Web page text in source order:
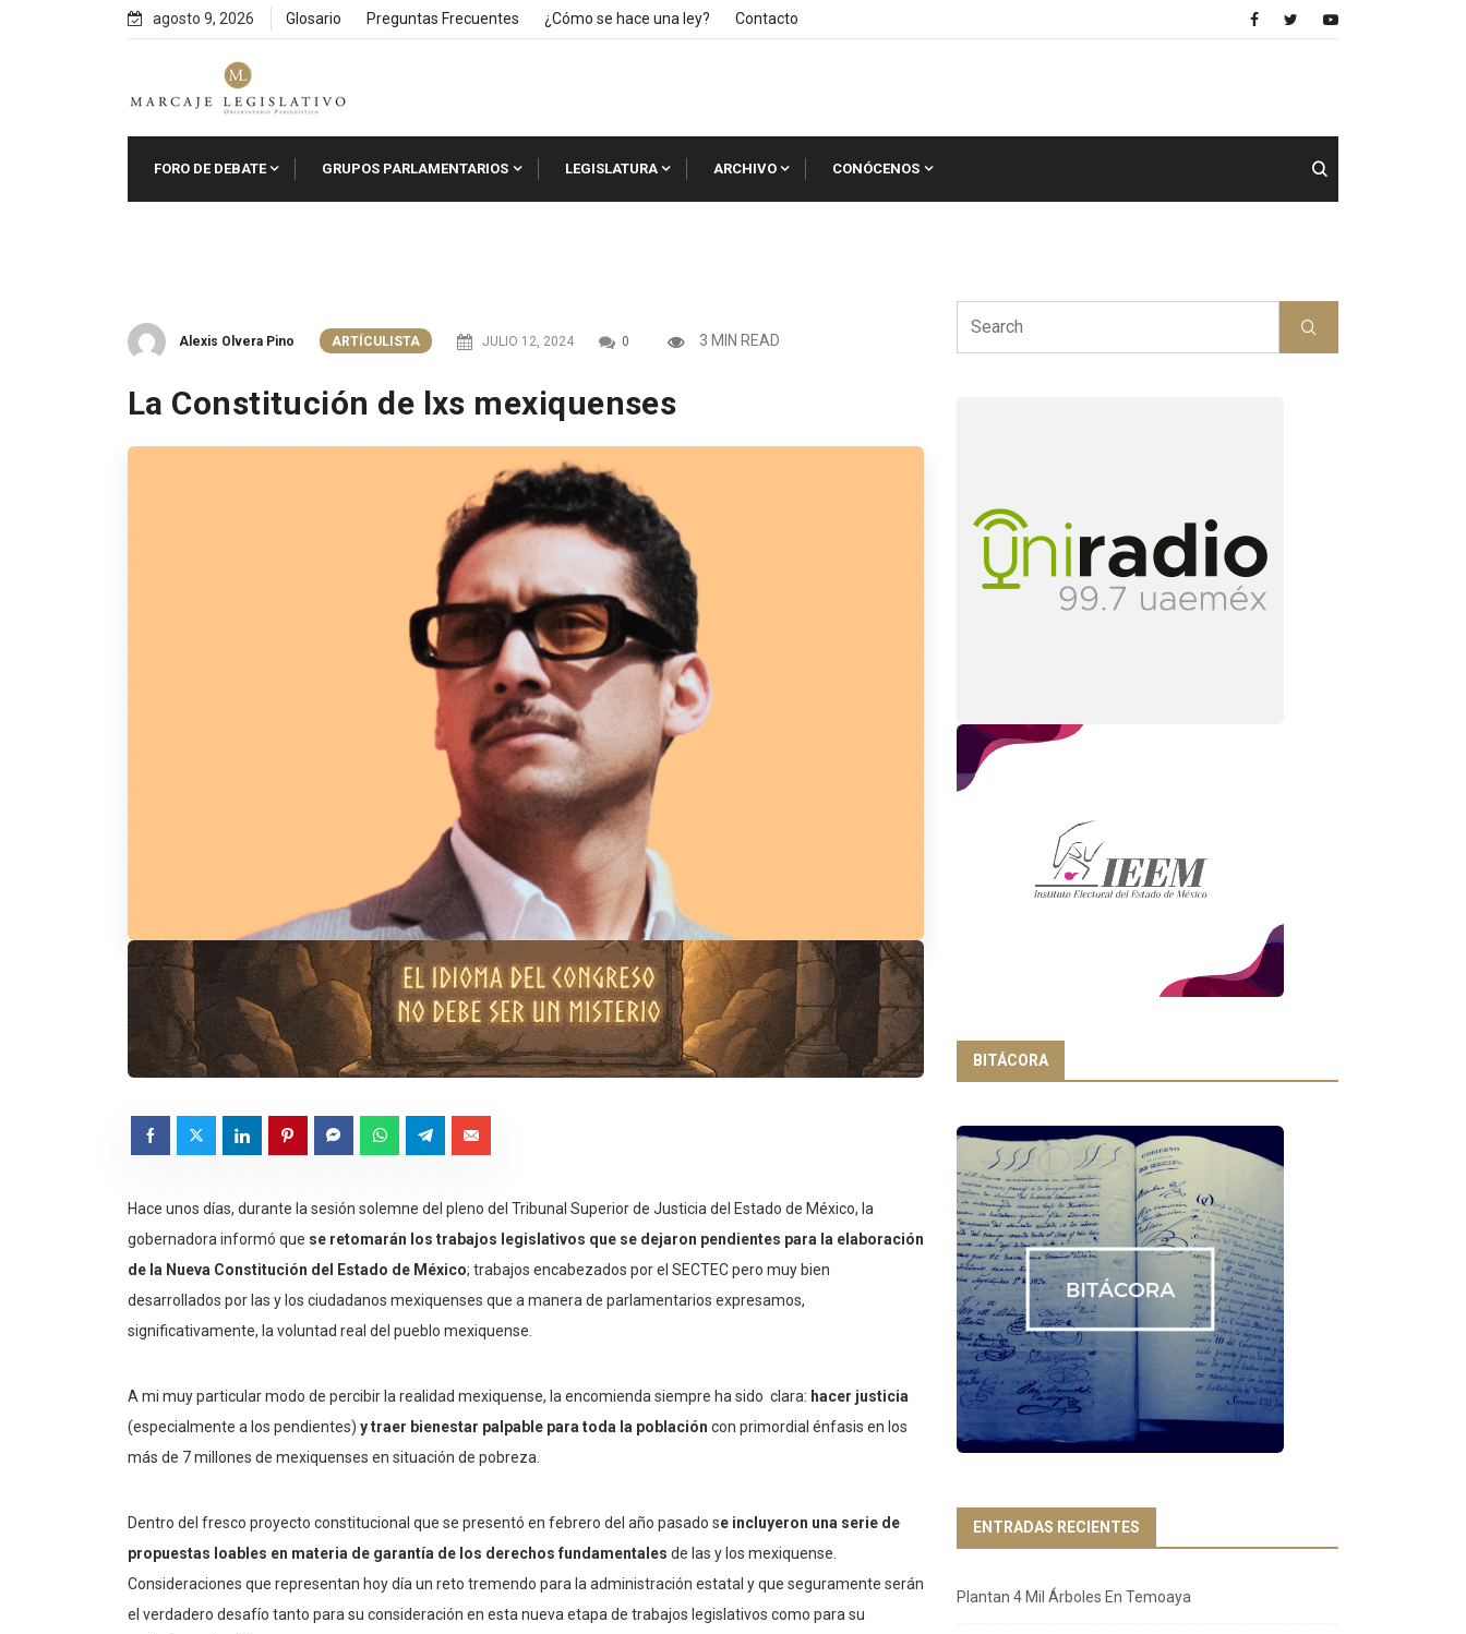
agosto 9, 2026 Glosario Preguntas Frecuentes ¿Cómo se hace una ley? Contacto
FORO DE DEBATE GRUPOS PARLAMENTARIOS LEGISLATURA ARCHIVO CONÓCENOS
Alexis Olvera Pino ARTÍCULISTA JULIO 12, 2024 0 3 MIN READ
La Constitución de lxs mexiquenses
Hace unos días, durante la sesión solemne del pleno del Tribunal Superior de Justicia del Estado de México, la
gobernadora informó que se retomarán los trabajos legislativos que se dejaron pendientes para la elaboración
de la Nueva Constitución del Estado de México; trabajos encabezados por el SECTEC pero muy bien
desarrollados por las y los ciudadanos mexiquenses que a manera de parlamentarios expresamos,
significativamente, la voluntad real del pueblo mexiquense.
A mi muy particular modo de percibir la realidad mexiquense, la encomienda siempre ha sido clara: hacer justicia
(especialmente a los pendientes) y traer bienestar palpable para toda la población con primordial énfasis en los
más de 7 millones de mexiquenses en situación de pobreza.
Dentro del fresco proyecto constitucional que se presentó en febrero del año pasado se incluyeron una serie de
propuestas loables en materia de garantía de los derechos fundamentales de las y los mexiquense.
Consideraciones que representan hoy día un reto tremendo para la administración estatal y que seguramente serán
el verdadero desafío tanto para su consideración en esta nueva etapa de trabajos legislativos como para su
BITÁCORA
ENTRADAS RECIENTES
Plantan 4 Mil Árboles En Temoaya